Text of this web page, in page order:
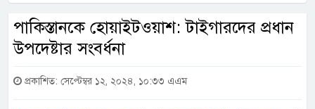
পাকিস্তানকে হোয়াইটওয়াশ: টাইগারদের প্রধান
উপদেষ্টার সংবর্ধনা
প্রকাশিত: সেপ্টেম্বর ১২, ২০২৪, ১০:৩৩ এএম